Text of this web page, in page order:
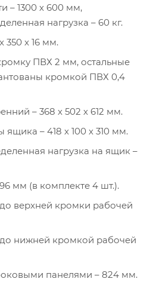
– 1300 х 600 мм,
нагрузка – 60 кг.
350 х 16 мм.
ПВХ 2 мм, остальные
кромкой ПВХ 0,4
– 368 х 502 х 612 мм.
– 418 х 100 х 310 мм.
нагрузка на ящик –
мм (в комплекте 4 шт.).
верхней кромки рабочей
до нижней кромкой рабочей
панелями – 824 мм.